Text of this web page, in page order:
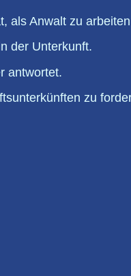
als Anwalt zu
der Unterkunft.
antwortet.
zu